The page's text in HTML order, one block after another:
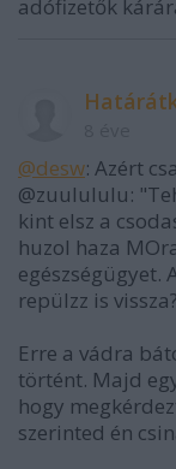
adófizetők
@desw: Azért
@zuulululu:
kint elsz a
huzol haza
egészségügyet.
repülzz is
Erre a vádra
történt. Majd
hogy
szerinted én